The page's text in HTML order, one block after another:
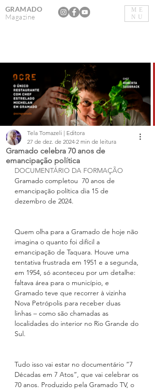
ME
NU
GRAMADO
Magazine
Gramado celebra 70 anos de
emancipação política
Tela Tomazeli | Editora
27 de dez. de 2024 2 min de leitura
DOCUMENTÁRIO DA FORMAÇÃO
Gramado completou  70 anos de
emancipação política dia 15 de
dezembro de 2024.
Quem olha para a Gramado de hoje não
imagina o quanto foi difícil a
emancipação de Taquara. Houve uma
tentativa frustrada em 1951 e a segunda,
em 1954, só aconteceu por um detalhe:
faltava área para o município, e
Gramado teve que recorrer à vizinha
Nova Petrópolis para receber duas
linhas – como são chamadas as
localidades do interior no Rio Grande do
Sul.
Tudo isso vai estar no documentário “7
Décadas em 7 Atos”, que vai celebrar os
70 anos. Produzido pela Gramado TV, o